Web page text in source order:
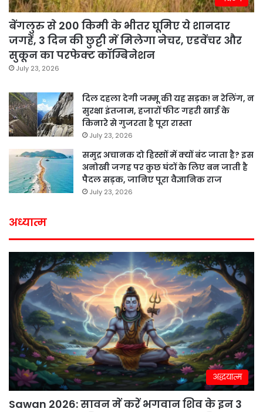
बेंगलुरु से 200 किमी के भीतर घूमिए ये शानदार
जगहें, 3 दिन की छुट्टी में मिलेगा नेचर, एडवेंचर और
सुकून का परफेक्ट कॉम्बिनेशन
July 23, 2026
दिल दहला देगी जम्मू की यह सड़क! न रेलिंग, न
सुरक्षा इंतजाम, हजारों फीट गहरी खाई के
किनारे से गुजरता है पूरा रास्ता
July 23, 2026
समुद्र अचानक दो हिस्सों में क्यों बंट जाता है? इस
अनोखी जगह पर कुछ घंटों के लिए बन जाती है
पैदल सड़क, जानिए पूरा वैज्ञानिक राज
July 23, 2026
अध्यात्म
अद्धयात्म
Sawan 2026: सावन में करें भगवान शिव के इन 3